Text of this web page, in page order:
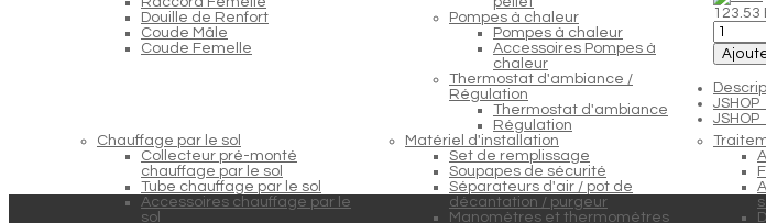
Douille de Renfort
Coude Mâle
Coude Femelle
Pompes à chaleur
Pompes à chaleur
Accessoires Pompes à
chaleur
Thermostat d'ambiance /
Régulation
Thermostat d'ambiance
Régulation
Chauffage par le sol
Collecteur pré-monté
chauffage par le sol
Tube chauffage par le sol
Accessoires chauffage par le
sol
Matériel d'installation
Set de remplissage
Soupapes de sécurité
Séparateurs d'air / pot de
décantation / purgeur
Manomètres et thermomètres
123.53